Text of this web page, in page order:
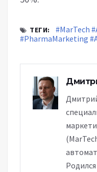
ТЕГИ: #MarTech
#PharmaMarketing